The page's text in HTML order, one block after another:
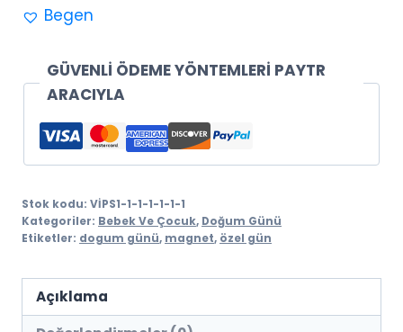
Magnet
adet)
adet
Begen
GÜVENLİ ÖDEME YÖNTEMLERİ PAYTR
ARACIYLA
Stok kodu: VİPS1-1-1-1-1-1-1
Kategoriler: Bebek Ve Çocuk, Doğum Günü
Etiketler: dogum günü, magnet, özel gün
Açıklama